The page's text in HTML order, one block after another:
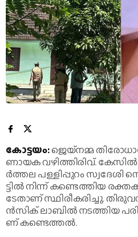
കോ​ട്ട​യം:ജെ​യ്‌​ന​മ്മ
ണാ​യ​ക വ​ഴി​ത്തി​രി​വ്. കേ​സി​ല്‍
ര്‍​ത്ത​ല പ​ള്ളി​പ്പു​റം സ്വ​ദേ​ശി
ട്ടി​ല്‍ നി​ന്ന് ക​ണ്ടെ​ത്തി​യ
ടേ​താ​ണ് സ്ഥി​രീ​ക​രി​ച്ചു.
ന്‍​സി​ക് ലാ​ബി​ല്‍ ന​ട​ത്തി​യ
ണ് ക​ണ്ടെ​ത്ത​ല്‍.